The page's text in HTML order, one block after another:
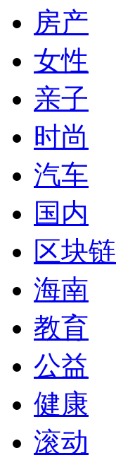
房产
女性
亲子
时尚
汽车
国内
区块链
海南
教育
公益
健康
滚动